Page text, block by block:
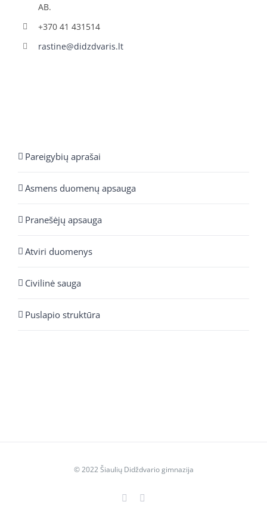
AB.
+370 41 431514
rastine@didzdvaris.lt
Pareigybių aprašai
Asmens duomenų apsauga
Pranešėjų apsauga
Atviri duomenys
Civilinė sauga
Puslapio struktūra
© 2022 Šiaulių Didždvario gimnazija
Facebook